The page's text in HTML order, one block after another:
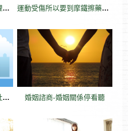
大愛徵信社不僅替民眾處理生活上的問題，甚至也提供免費法律諮詢服務 運動受傷所以要到摩鐵擦藥，外遇人的理由一大堆
關於金錢糾紛，大愛徵信社的律師可以這樣幫您 婚姻諮商-婚姻關係停看聽